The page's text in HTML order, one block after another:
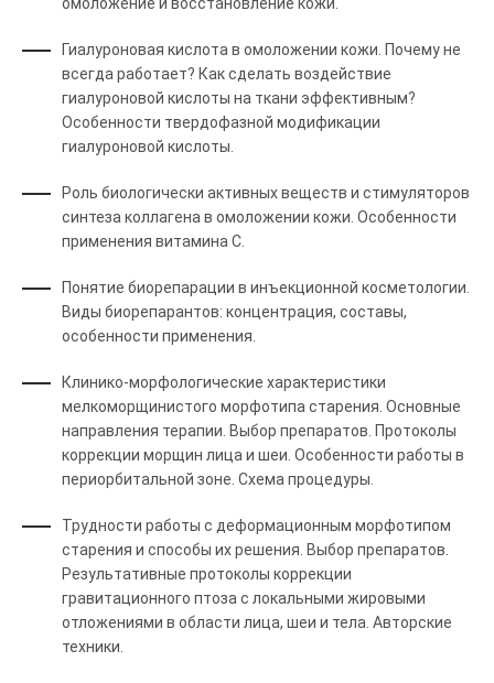
Гиалуроновая кислота в омоложении кожи. Почему не
всегда работает? Как сделать воздействие
гиалуроновой кислоты на ткани эффективным?
Особенности твердофазной модификации
гиалуроновой кислоты.
Роль биологически активных веществ и стимуляторов
синтеза коллагена в омоложении кожи. Особенности
применения витамина С.
Понятие биорепарации в инъекционной косметологии.
Виды биорепарантов: концентрация, составы,
особенности применения.
Клинико-морфологические характеристики
мелкоморщинистого морфотипа старения. Основные
направления терапии. Выбор препаратов. Протоколы
коррекции морщин лица и шеи. Особенности работы в
периорбитальной зоне. Схема процедуры.
Трудности работы с деформационным морфотипом
старения и способы их решения. Выбор препаратов.
Результативные протоколы коррекции
гравитационного птоза с локальными жировыми
отложениями в области лица, шеи и тела. Авторские
техники.